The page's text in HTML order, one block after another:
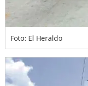
Foto: El Heraldo